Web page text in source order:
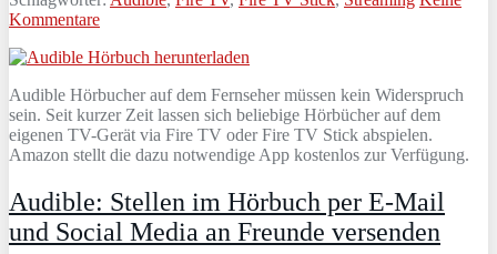
Kommentare
Audible Hörbucher auf dem Fernseher müssen kein Widerspruch
sein. Seit kurzer Zeit lassen sich beliebige Hörbücher auf dem
eigenen TV-Gerät via Fire TV oder Fire TV Stick abspielen.
Amazon stellt die dazu notwendige App kostenlos zur Verfügung.
Audible: Stellen im Hörbuch per E-Mail
und Social Media an Freunde versenden